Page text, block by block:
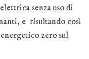
senza uso di
e risultando così
zero sul